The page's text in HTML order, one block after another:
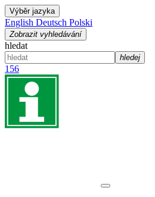
Výběr jazyka
English Deutsch Polski
Zobrazit vyhledávání
hledat
hledej
156